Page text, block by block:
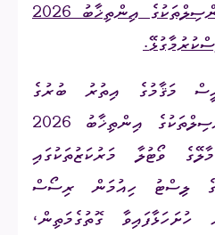
ވޯޓުނެގުން – ލޯކަލް ކައުންސިލްތަކުގެ އިންތިޚާބު 2026
.
މަޤާމުގެ އިތުރު ބުރުގެ
ވޯޓުނެގުން، ލޯކަލް ކައުންސިލްތަކުގެ އިންތިޚާބު 2026
ވޯޓުލާ މަރުކަޒުތަކުގައި
ލިސްޓު ހިއުމަން ރިސޯސް
ގޮތުގެމަތިން،